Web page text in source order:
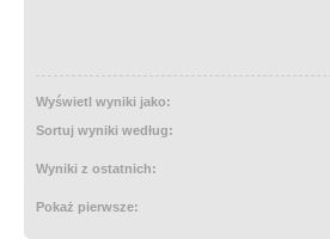
Wyświetl wyniki jako:
Sortuj wyniki według:
Wyniki z ostatnich:
Pokaż pierwsze: